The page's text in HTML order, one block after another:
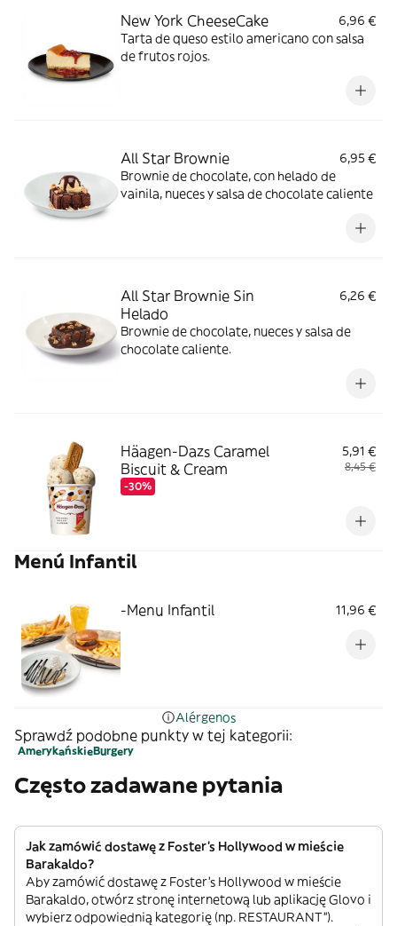
New York CheeseCake
6,96 €
Tarta de queso estilo americano con salsa
de frutos rojos.
All Star Brownie
6,95 €
Brownie de chocolate, con helado de
vainila, nueces y salsa de chocolate caliente
All Star Brownie Sin
Helado
6,26 €
Brownie de chocolate, nueces y salsa de
chocolate caliente.
Häagen-Dazs Caramel
Biscuit & Cream
-30%
5,91 €
8,45 €
Menú Infantil
-Menu Infantil 11,96 €
Alérgenos
Sprawdź podobne punkty w tej kategorii:
AmerykańskieBurgery
Często zadawane pytania
Jak zamówić dostawę z Foster's Hollywood w mieście
Barakaldo?
Aby zamówić dostawę z Foster's Hollywood w mieście
Barakaldo, otwórz stronę internetową lub aplikację Glovo i
wybierz odpowiednią kategorię (np. RESTAURANT”).